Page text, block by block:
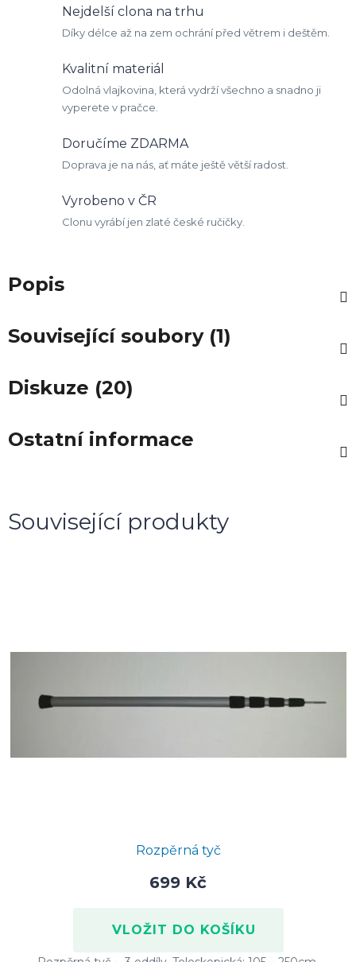
Nejdelší clona na trhu
Díky délce až na zem ochrání před větrem i deštěm.
Kvalitní materiál
Odolná vlajkovina, která vydrží všechno a snadno ji
vyperete v pračce.
Doručíme ZDARMA
Doprava je na nás, ať máte ještě větší radost.
Vyrobeno v ČR
Clonu vyrábí jen zlaté české ručičky.
Popis
Související soubory (1)
Diskuze (20)
Ostatní informace
Související produkty
Rozpěrná tyč
699 Kč